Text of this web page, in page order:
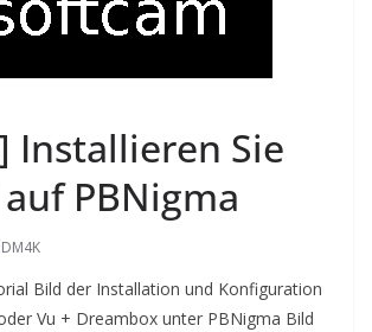
Installieren Sie
PBNigma
DM4K
Bild der Installation und Konfiguration
Vu + Dreambox unter PBNigma Bild